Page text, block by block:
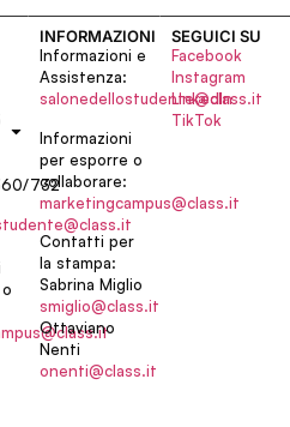
732
INFORMAZIONI
Informazioni e
Assistenza:
salonedellostudente@class.it
Informazioni
per esporre o
collaborare:
marketingcampus@class.it
Contatti per
la stampa:
Sabrina Miglio
smiglio@class.it
Ottaviano
Nenti
onenti@class.it
SEGUICI SU
Facebook
Instagram
LinkedIn
TikTok